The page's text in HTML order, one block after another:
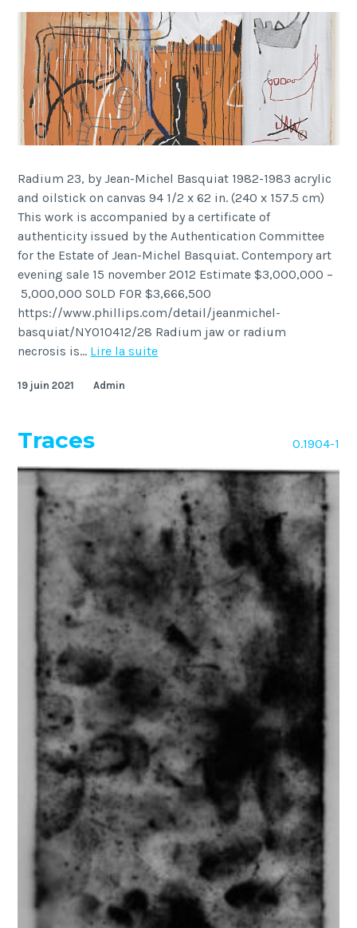
Radium 23, by Jean-Michel Basquiat 1982-1983 acrylic
and oilstick on canvas 94 1/2 x 62 in. (240 x 157.5 cm)
This work is accompanied by a certificate of
authenticity issued by the Authentication Committee
for the Estate of Jean-Michel Basquiat. Contempory art
evening sale 15 november 2012 Estimate $3,000,000 –
5,000,000 SOLD FOR $3,666,500
https://www.phillips.com/detail/jeanmichel-
basquiat/NY010412/28 Radium jaw or radium
necrosis is… Lire la suiteRadium
19 juin 2021 Admin
Traces O.1904-1